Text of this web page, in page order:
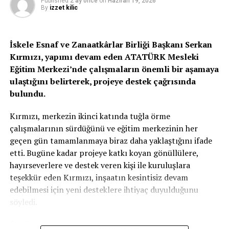
VEREN 1 KİŞİ TUTUKLANDI
kontrolü yaptığı sırada, başkasına ait sürüş ehliyetini
görevli polise verip, işlediği trafik suçu nedeniyle sahte
kayıt yapan I.T.O.M. (E-26) tutuklandı.
Adı edilen dün tespit edilerek polis tarafından yapılan
soruşturmasında yine kendisini bir başkası olarak
vererek başkasının kimliğine büründüğü tespit edildi. Adı
edilen tutuklandı.
İLGİLİ KONU:
UP NEXT
“Artık biz Kıbrıs’ta yeni siyaseti (iki devletli çözüm)
KAÇIRMAYIN
By izzet kilic
İskele Esnaf ve Zanaatkârlar Birliği Başkanı Serkan
Kırmızı, yapımı devam eden ATATÜRK Mesleki
Eğitim Merkezi’nde çalışmaların önemli bir aşamaya
ulaştığını belirterek, projeye destek çağrısında
bulundu.
Kırmızı, merkezin ikinci katında tuğla örme
çalışmalarının sürdüğünü ve eğitim merkezinin her
geçen gün tamamlanmaya biraz daha yaklaştığını ifade
etti. Bugüne kadar projeye katkı koyan gönüllülere,
hayırseverlere ve destek veren kişi ile kuruluşlara
teşekkür eden Kırmızı, inşaatın kesintisiz devam
edebilmesi için yeni desteklere ihtiyaç duyulduğunu
söyledi.
Özellikle tuğla başta olmak üzere çeşitli inşaat